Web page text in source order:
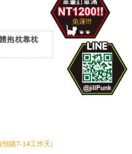
抱枕靠枕
預購7-14工作天)